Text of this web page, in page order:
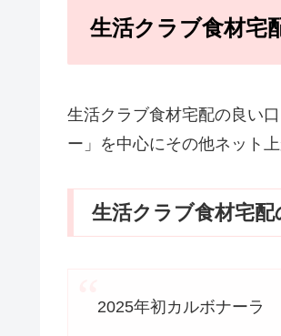
生活クラブ食材宅
生活クラブ食材宅配の良い
ー」を中心にその他ネット
生活クラブ食材宅
2025年初カルボナーラ